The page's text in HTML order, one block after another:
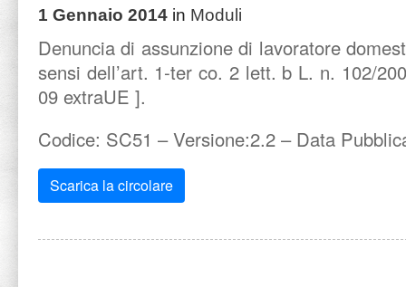
1 Gennaio 2014 in Moduli
Denuncia di assunzione di lavoratore
sensi dell’art. 1-ter co. 2 lett. b L. n. 102/
09 extraUE ].
Codice: SC51 – Versione:2.2 – Data
Scarica la circolare